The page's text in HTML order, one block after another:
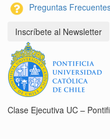
Preguntas
Inscríbete al Newsletter
Clase Ejecutiva UC –